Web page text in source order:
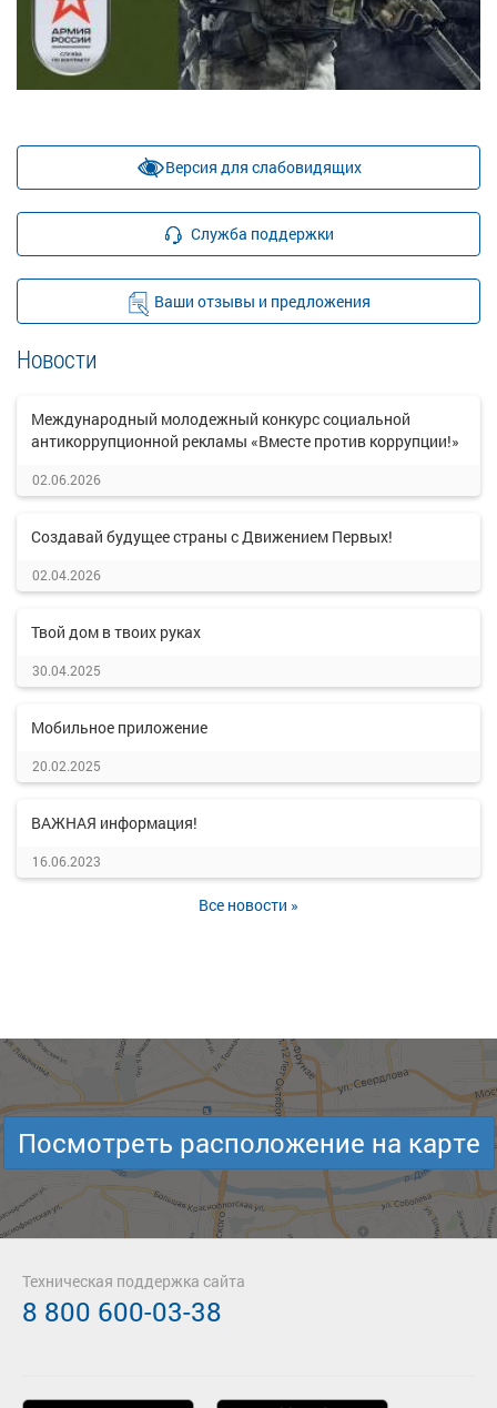
Версия для слабовидящих
Служба поддержки
Ваши отзывы и предложения
Новости
Международный молодежный конкурс социальной
антикоррупционной рекламы «Вместе против коррупции!»
02.06.2026
Создавай будущее страны с Движением Первых!
02.04.2026
Твой дом в твоих руках
30.04.2025
Мобильное приложение
20.02.2025
ВАЖНАЯ информация!
16.06.2023
Все новости »
Посмотреть расположение на карте
Техническая поддержка сайта
8 800 600-03-38